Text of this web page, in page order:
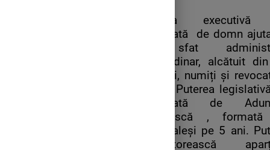
Puterea executivă
exercitată de domn
un sfat
extraordinar, alcătuit
miniștri, numiți și
domn. Puterea
exercitată de
Obștească ,
boieri aleși pe 5 ani.
judecătorească